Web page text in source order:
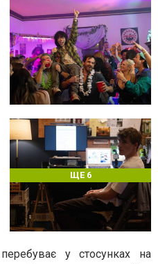
ЩЕ 6
у стосунках на